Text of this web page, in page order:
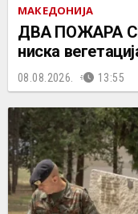
МАКЕДОНИЈА
ДВА ПОЖАРА
ниска
08.08.2026. 13:55